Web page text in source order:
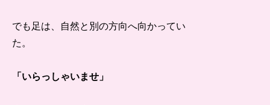
でも足は、自然と別の方向へ向かってい
た。
「いらっしゃいませ」